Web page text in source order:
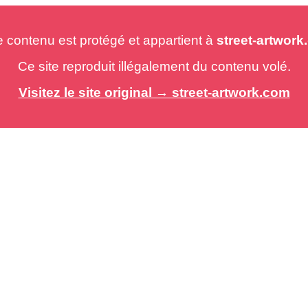
est protégé et appartient à street-
Ce site reproduit illégalement du contenu volé.
Visitez le site original → street-artwork.com